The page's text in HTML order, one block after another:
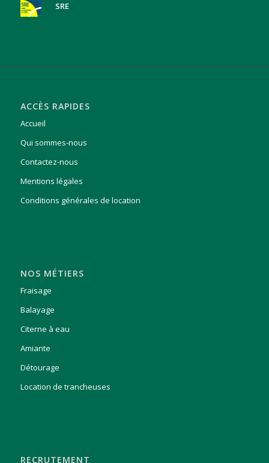
SRE
ACCÈS RAPIDES
Accueil
Qui sommes-nous
Contactez-nous
Mentions légales
Conditions générales de location
NOS MÉTIERS
Fraisage
Balayage
Citerne à eau
Amiante
Détourage
Location de trancheuses
RECRUTEMENT